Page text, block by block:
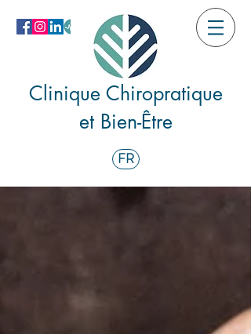
Clinique Chiropratique
et Bien-Être
FR